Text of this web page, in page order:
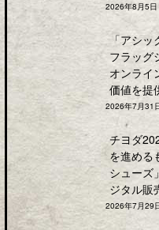
2026年8月5日
「アシ
フラッ
オンライ
価値を提
2026年7月31
チヨダ
を進め
シューズ
ジタル販
2026年7月29